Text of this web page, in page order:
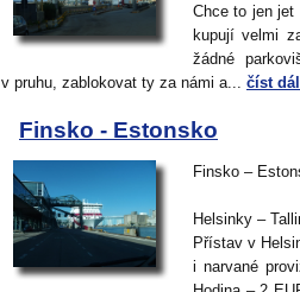
Chce to jen
kupují velmi
žádné
v pruhu, zablokovat ty za námi a... číst dál
Finsko - Estonsko
Finsko –
Helsinky –
Přístav v
i narvané